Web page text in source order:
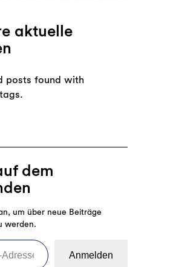
aktuelle
posts found with
dem
um über neue Beiträge
werden.
Anmelden